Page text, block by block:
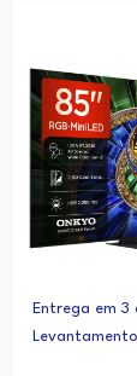
Entrega em 3